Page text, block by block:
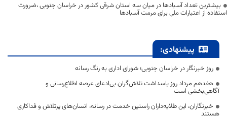
بیشترین تعداد آسبادها در میان سه استان شرقی کشور در خراسان جنوبی ،ضرورت
استفاده از اعتبارات ملی برای مرمت آسبادها
پیشنهادی:
روز خبرنگار در خراسان جنوبی؛ شورای اداری به رنگ رسانه
هفدهم مرداد روز پاسداشت تلاش‌گران بی‌ادعای عرصه اطلاع‌رسانی و
آگاهی‌بخشی است
خبرنگاران، این طلایه‌داران راستین خدمت در رسانه، انسان‌های پرتلاش و فداکاری
هستند